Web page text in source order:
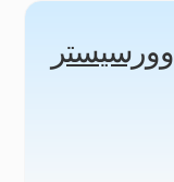
وورسيستر